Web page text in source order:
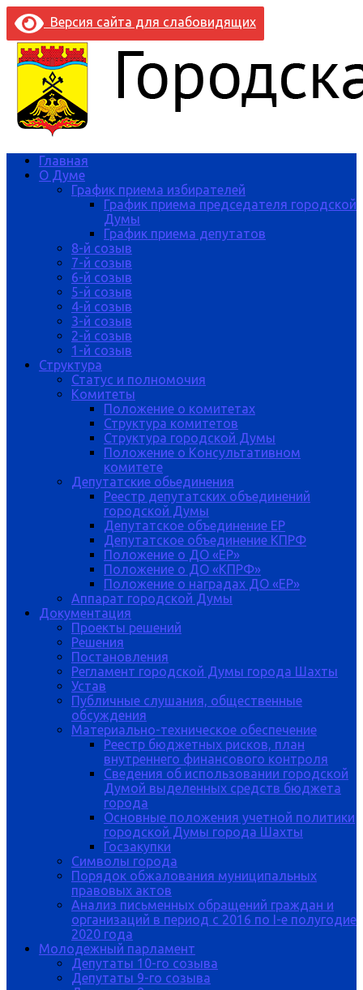
Версия сайта для слабовидящих
Главная
О Думе
График приема избирателей
График приема председателя городской
Думы
График приема депутатов
8-й созыв
7-й созыв
6-й созыв
5-й созыв
4-й созыв
3-й созыв
2-й созыв
1-й созыв
Структура
Статус и полномочия
Комитеты
Положение о комитетах
Структура комитетов
Структура городской Думы
Положение о Консультативном
комитете
Депутатские обьединения
Реестр депутатских объединений
городской Думы
Депутатское объединение ЕР
Депутатское объединение КПРФ
Положение о ДО «ЕР»
Положение о ДО «КПРФ»
Положение о наградах ДО «ЕР»
Аппарат городской Думы
Документация
Проекты решений
Решения
Постановления
Регламент городской Думы города Шахты
Устав
Публичные слушания, общественные
обсуждения
Материально-техническое обеспечение
Реестр бюджетных рисков, план
внутреннего финансового контроля
Сведения об использовании городской
Думой выделенных средств бюджета
города
Основные положения учетной политики
городской Думы города Шахты
Госзакупки
Символы города
Порядок обжалования муниципальных
правовых актов
Анализ письменных обращений граждан и
организаций в период с 2016 по I-е полугодие
2020 года
Молодежный парламент
Депутаты 10-го созыва
Депутаты 9-го созыва